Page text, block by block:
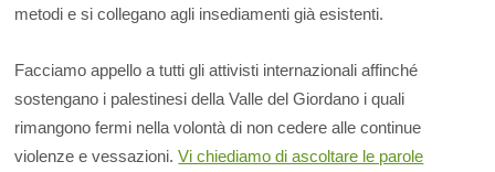
metodi e si collegano agli insediamenti già esistenti.
Facciamo appello a tutti gli attivisti internazionali affinché
sostengano i palestinesi della Valle del Giordano i quali
rimangono fermi nella volontà di non cedere alle continue
violenze e vessazioni.Vi chiediamo di ascoltare le parole